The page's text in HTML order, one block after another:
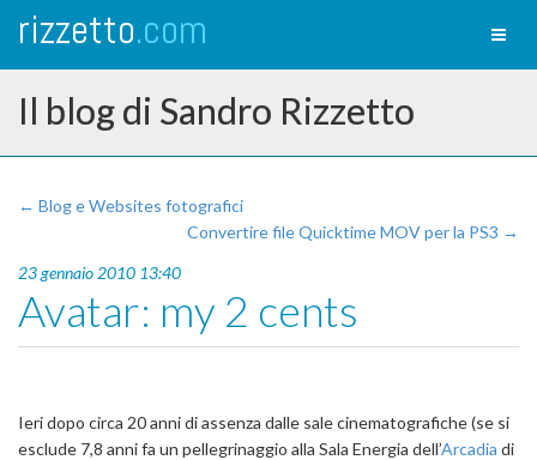
rizzetto.com
Il blog di Sandro Rizzetto
← Blog e Websites fotografici
Convertire file Quicktime MOV per la PS3 →
23 gennaio 2010 13:40
Avatar: my 2 cents
Ieri dopo circa 20 anni di assenza dalle sale cinematografiche (se si
esclude 7,8 anni fa un pellegrinaggio alla Sala Energia dell’Arcadia di